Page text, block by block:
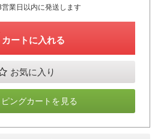
業日以内に発送します
カートに入れる
お気に入り
ングカートを見る